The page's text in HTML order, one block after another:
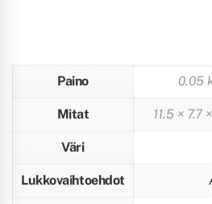
Paino 0.05
Mitat 11.5 ×
Väri
Lukkovaihtoehdot